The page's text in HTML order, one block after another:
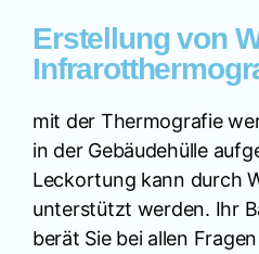
Erstellung von
mit der Thermografie
in der Gebäudehülle
Leckortung kann durch
unterstützt werden. Ihr
berät Sie bei allen